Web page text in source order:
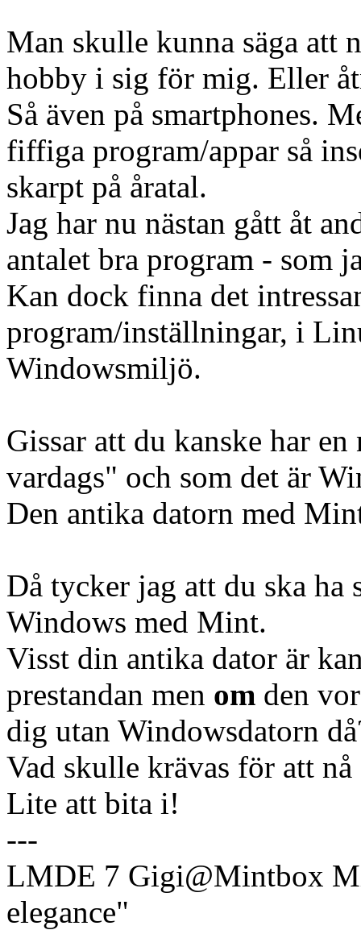
Man skulle kunna säga att
hobby i sig för mig. Eller
Så även på smartphones.
fiffiga program/appar så
skarpt på åratal.
Jag har nu nästan gått åt
antalet bra program - som
Kan dock finna det
program/inställningar, i
Windowsmiljö.
Gissar att du kanske har
vardags" och som det är
Den antika datorn med
Då tycker jag att du ska ha
Windows med Mint.
Visst din antika dator är
prestandan men om den
dig utan Windowsdatorn
Vad skulle krävas för att nå
Lite att bita i!
---
LMDE 7 Gigi@Mintbox
elegance"